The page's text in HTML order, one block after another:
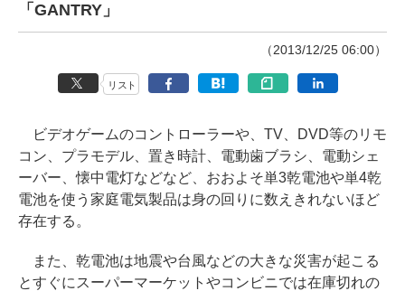
「GANTRY」
（2013/12/25 06:00）
リスト
ビデオゲームのコントローラーや、TV、DVD等のリモ
コン、プラモデル、置き時計、電動歯ブラシ、電動シェ
ーバー、懐中電灯などなど、おおよそ単3乾電池や単4乾
電池を使う家庭電気製品は身の回りに数えきれないほど
存在する。
また、乾電池は地震や台風などの大きな災害が起こる
とすぐにスーパーマーケットやコンビニでは在庫切れの